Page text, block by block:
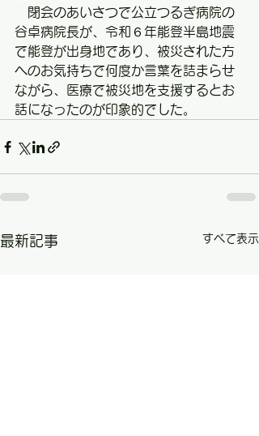
閉会のあいさつで公立つるぎ病院の
谷卓病院長が、令和６年能登半島地震
で能登が出身地であり、被災された方
へのお気持ちで何度か言葉を詰まらせ
ながら、医療で被災地を支援するとお
話になったのが印象的でした。
最新記事 すべて表示